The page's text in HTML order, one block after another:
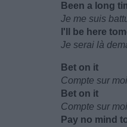
Been a long
Je me suis
I'll be here
Je serai là
Bet on it
Compte sur moi
Bet on it
Compte sur moi
Pay no mind